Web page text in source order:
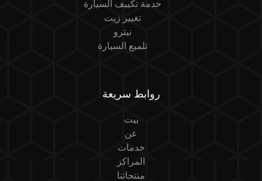
خدمة تكييف السيارة
تغيير زيت
نيترو
تلميع السيارة
روابط سريعة
بيت
عن
خدمات
المراكز
منتجاتنا